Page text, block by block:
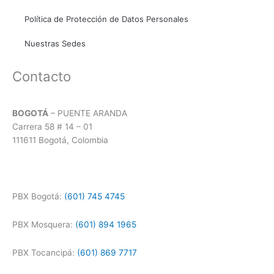
Política de Protección de Datos Personales
Nuestras Sedes
Contacto
BOGOTÁ – PUENTE ARANDA
Carrera 58 # 14 – 01
111611 Bogotá, Colombia
PBX Bogotá: (601) 745 4745
PBX Mosquera: (601) 894 1965
PBX Tocancipá: (601) 869 7717